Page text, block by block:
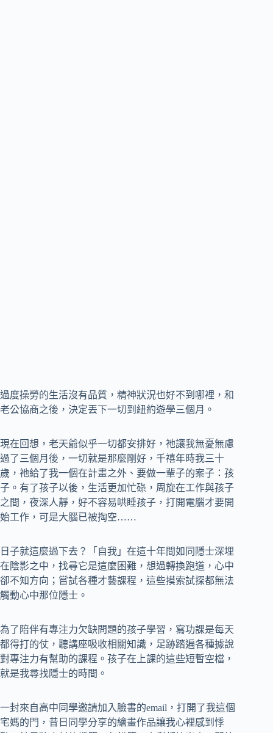
過度操勞的生活沒有品質，精神狀況也好不到哪裡，和
老公協商之後，決定丟下一切到紐約遊學三個月。
現在回想，老天爺似乎一切都安排好，祂讓我無憂無慮
過了三個月後，一切就是那麼剛好，千禧年時我三十
歲，祂給了我一個在計畫之外、要做一輩子的案子：孩
子。有了孩子以後，生活更加忙碌，周旋在工作與孩子
之間，夜深人靜，好不容易哄睡孩子，打開電腦才要開
始工作，可是大腦已被掏空……
日子就這麼過下去？「自我」在這十年間如同隱士深埋
在陰影之中，找尋它是這麼困難，想過轉換跑道，心中
卻不知方向；嘗試各種才藝課程，這些摸索試探都無法
觸動心中那位隱士。
為了陪伴有專注力欠缺問題的孩子學習，寫功課是每天
都得打的仗，聽講座吸收相關知識，足跡踏遍各種據說
對專注力有幫助的課程。孩子在上課的這些短暫空檔，
就是我尋找隱士的時間。
一封來自高中同學邀請加入臉書的email，打開了我這個
宅媽的門，昔日同學分享的繪畫作品讓我心裡感到悸